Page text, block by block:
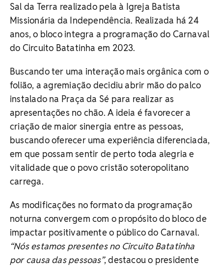
Sal da Terra realizado pela à Igreja Batista
Missionária da Independência. Realizada há 24
anos, o bloco integra a programação do Carnaval
do Circuito Batatinha em 2023.
Buscando ter uma interação mais orgânica com o
folião, a agremiação decidiu abrir mão do palco
instalado na Praça da Sé para realizar as
apresentações no chão. A ideia é favorecer a
criação de maior sinergia entre as pessoas,
buscando oferecer uma experiência diferenciada,
em que possam sentir de perto toda alegria e
vitalidade que o povo cristão soteropolitano
carrega.
As modificações no formato da programação
noturna convergem com o propósito do bloco de
impactar positivamente o público do Carnaval.
“Nós estamos presentes no Circuito Batatinha
por causa das pessoas”, destacou o presidente